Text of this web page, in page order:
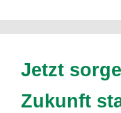
Jetzt
Zukunft